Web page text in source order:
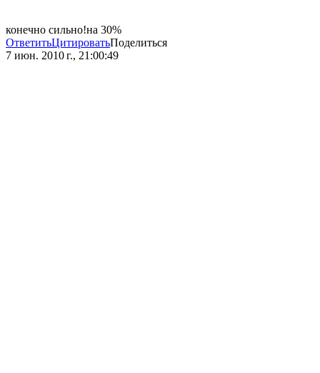
конечно сильно!на 30%
ОтветитьЦитироватьПоделиться
7 июн. 2010 г., 21:00:49